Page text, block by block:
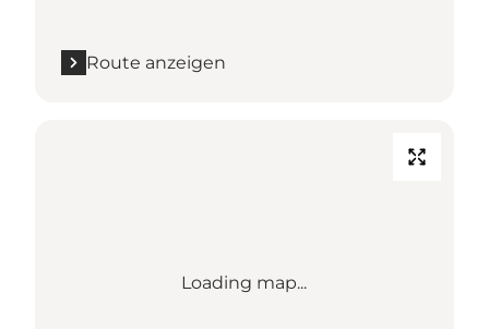
Route anzeigen
Loading map...